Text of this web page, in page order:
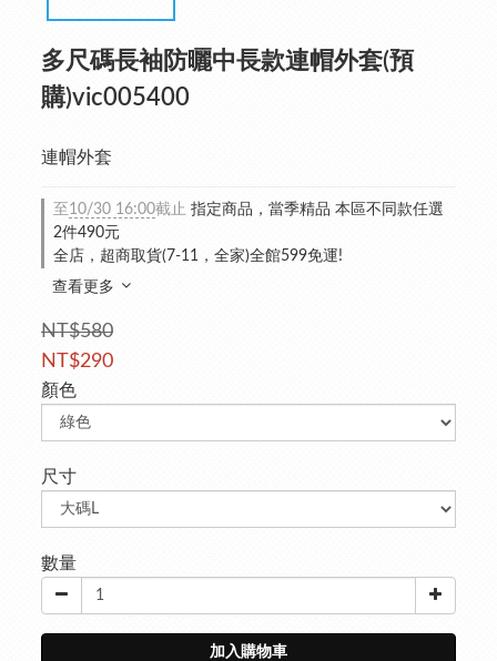
多尺碼長袖防曬中長款連帽外套(預
購)vic005400
連帽外套
至 10/30 16:00截止 指定商品，當季精品 本區不同款任選
2件490元
全店，超商取貨(7-11，全家)全館599免運!
查看更多
NT$580
NT$290
顏色
尺寸
數量
加入購物車